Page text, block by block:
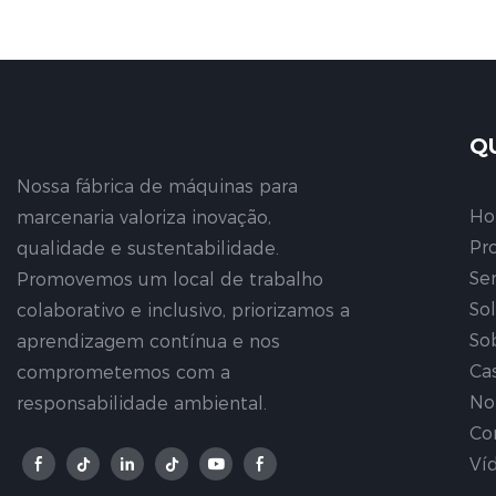
Nossa fábrica de máquinas para
marcenaria valoriza inovação,
qualidade e sustentabilidade.
Promovemos um local de trabalho
colaborativo e inclusivo, priorizamos a
aprendizagem contínua e nos
comprometemos com a
responsabilidade ambiental.